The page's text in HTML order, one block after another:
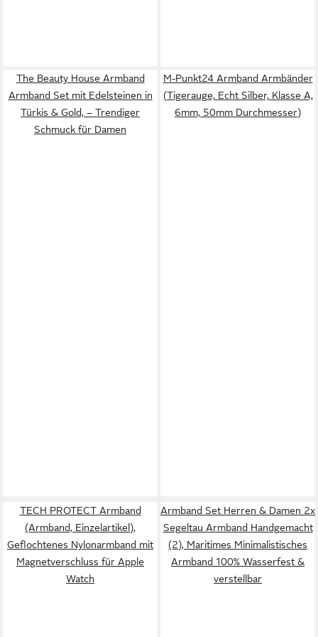
The Beauty House Armband
Armband Set mit Edelsteinen in
Türkis & Gold, – Trendiger
Schmuck für Damen
M-Punkt24 Armband Armbänder
(Tigerauge, Echt Silber, Klasse A,
6mm, 50mm Durchmesser)
TECH PROTECT Armband
(Armband, Einzelartikel),
Geflochtenes Nylonarmband mit
Magnetverschluss für Apple
Watch
Armband Set Herren & Damen 2x
Segeltau Armband Handgemacht
(2), Maritimes Minimalistisches
Armband 100% Wasserfest &
verstellbar